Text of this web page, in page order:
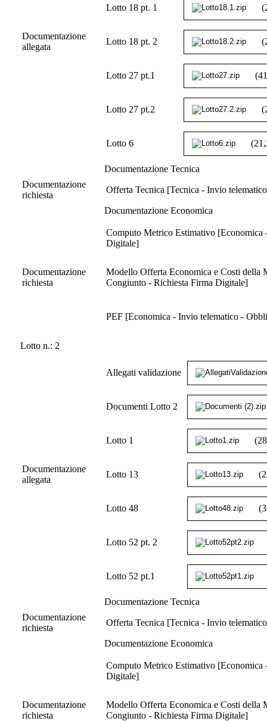
Documentazione
allegata
Lotto 18 pt. 1
Lotto 18 pt. 2
Lotto 27 pt.1
Lotto 27 pt.2
Lotto 6
Documentazione Tecnica
Documentazione
richiesta
Offerta Tecnica [Tecnica - Invio
Documentazione Economica
Documentazione
richiesta
Computo Metrico Estimativo
Digitale]
Modello Offerta Economica e Costi
Congiunto - Richiesta Firma Digitale]
PEF [Economica - Invio telematico -
Lotto n.: 2
Documentazione
allegata
Allegati validazione
Documenti Lotto 2
Lotto 1
Lotto 13
Lotto 48
Lotto 52 pt. 2
Lotto 52 pt.1
Documentazione Tecnica
Documentazione
richiesta
Offerta Tecnica [Tecnica - Invio
Documentazione Economica
Documentazione
richiesta
Computo Metrico Estimativo
Digitale]
Modello Offerta Economica e Costi
Congiunto - Richiesta Firma Digitale]